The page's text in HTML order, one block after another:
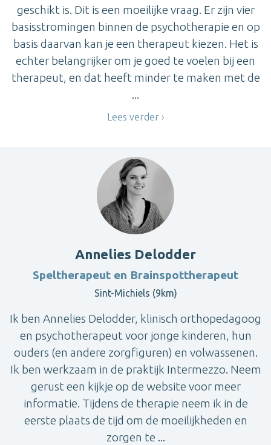
geschikt is. Dit is een moeilijke vraag. Er zijn vier
basisstromingen binnen de psychotherapie en op
basis daarvan kan je een therapeut kiezen. Het is
echter belangrijker om je goed te voelen bij een
therapeut, en dat heeft minder te maken met de
...
Lees verder
Annelies Delodder
Speltherapeut en Brainspottherapeut
Sint-Michiels (9km)
Ik ben Annelies Delodder, klinisch orthopedagoog
en psychotherapeut voor jonge kinderen, hun
ouders (en andere zorgfiguren) en volwassenen.
Ik ben werkzaam in de praktijk Intermezzo. Neem
gerust een kijkje op de website voor meer
informatie. Tijdens de therapie neem ik in de
eerste plaats de tijd om de moeilijkheden en
zorgen te ...